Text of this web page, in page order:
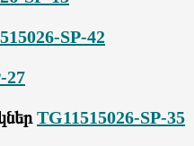
SP-42
27
TG11515026-SP-35